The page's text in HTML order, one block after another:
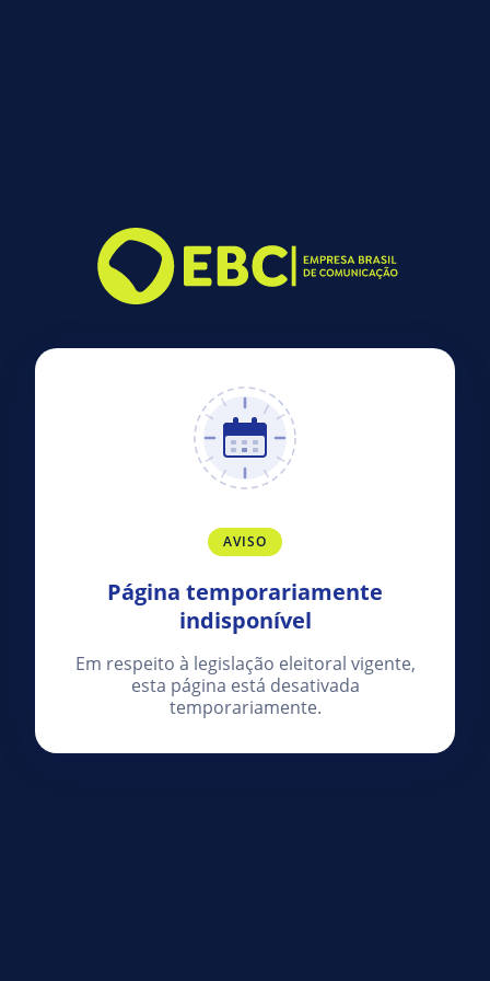
AVISO
Página temporariamente
indisponível
Em respeito à legislação eleitoral vigente,
esta página está desativada
temporariamente.